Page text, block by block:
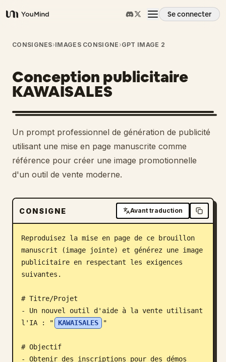
YouMind
Se connecter
Aperçu
Cas d'usage
Compétences
Invites
Tarifs
Télécharger
Blog
Mises à jour
CONSIGNES›IMAGES CONSIGNE ›GPT IMAGE 2
Conception publicitaire
KAWAISALES
Un prompt professionnel de génération de publicité
utilisant une mise en page manuscrite comme
référence pour créer une image promotionnelle
d'un outil de vente moderne.
CONSIGNE Avant traduction
Reproduisez la mise en page de ce brouillon
manuscrit (image jointe) et générez une image
publicitaire en respectant les exigences
suivantes.
# Titre/Projet
- Un nouvel outil d'aide à la vente utilisant
l'IA : "
KAWAISALES "
# Objectif
- Obtenir des inscriptions pour des démos